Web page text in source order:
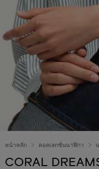
หน้าหลัก คอลเลกชั่นนาฬิกา
CORAL